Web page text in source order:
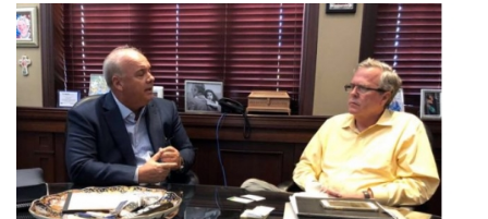
PROUNI
FIES
CURSOS
BACHARELADOS